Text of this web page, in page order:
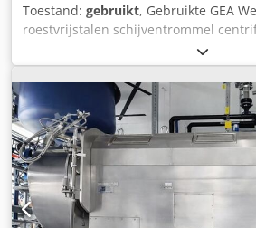
Toestand: gebruikt, Gebruikte GEA
roestvrijstalen schijventrommel
GEA Westfalia - Model: SC 6-01-576 -
van te behandelen product: zware
en vaste fase 1,4 kg/dm³ - Maximale
Dwjdpfx Ajzbucuondea - Aandrijving:
elektromotor met koppeling, 5,5 kW,
2 G classificatie - Inclusief:
bedieningspaneel - Gemonteerd op